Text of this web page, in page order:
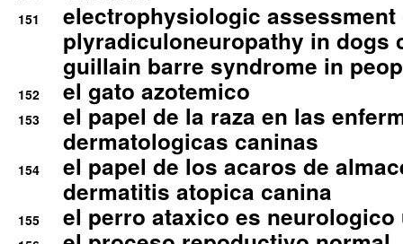
151
electrophysiologic assessment
plyradiculoneuropathy in dogs
guillain barre syndrome in
152 el gato azotemico
153
el papel de la raza en las
dermatologicas caninas
154
el papel de los acaros de
dermatitis atopica canina
155 el perro ataxico es